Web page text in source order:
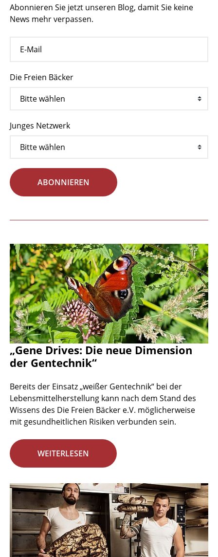
Abonnieren Sie jetzt unseren Blog, damit Sie keine
News mehr verpassen.
Die Freien Bäcker
Junges Netzwerk
ABONNIEREN
„Gene Drives: Die neue Dimension
der Gentechnik“
Bereits der Einsatz „weißer Gentechnik“ bei der
Lebensmittelherstellung kann nach dem Stand des
Wissens des Die Freien Bäcker e.V. möglicherweise
mit gesundheitlichen Risiken verbunden sein.
WEITERLESEN